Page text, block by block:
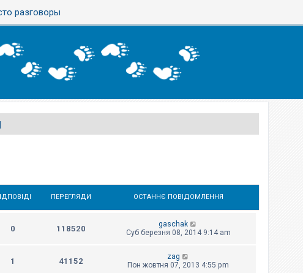
разговоры
ПЕРЕГЛЯДИ ОСТАННЄ ПОВІДОМЛЕННЯ
0 118520
gaschak
Суб березня 08, 2014 9:14 am
1 41152
zag
Пон жовтня 07, 2013 4:55 pm